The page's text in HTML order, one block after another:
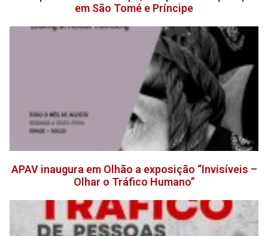
em São Tomé e Príncipe
APAV inaugura em Olhão a exposição “Invisíveis –
Olhar o Tráfico Humano”